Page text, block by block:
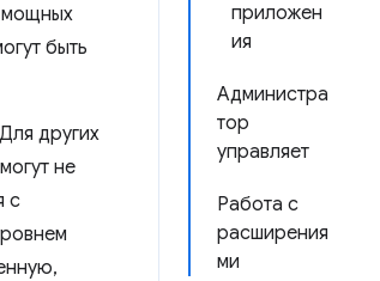
приложен
ия
Администра
тор
управляет
Работа с
расширения
ми
мощных
быть
других
не
с